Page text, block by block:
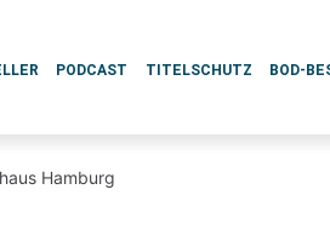
PODCAST TITELSCHUTZ BOD-
Hamburg